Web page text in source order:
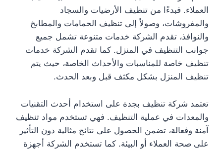
العملاء. فبدءًا من تنظيف الأرضيات والسجاد
والمفروشات، وصولاً إلى تنظيف الحمامات والمطابخ
والنوافذ، تقدم الشركة خدمات متنوعة تشمل جميع
جوانب التنظيف في المنزل. كما تقدم الشركة خدمات
تنظيف خاصة للمناسبات والأحداث الخاصة، حيث يتم
تنظيف المنزل بشكل مكثف قبل وبعد الحدث.
تعتمد شركة تنظيف بجدة على استخدام أحدث التقنيات
والمعدات في عملية التنظيف. فهي تستخدم مواد تنظيف
آمنة وفعالة، تضمن الحصول على نتائج مثالية دون التأثير
على صحة العملاء أو البيئة. كما تستخدم الشركة أجهزة